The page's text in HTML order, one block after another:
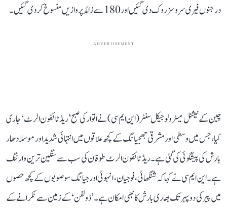
درجنوں فیری سروسز روک دی گئیں اور 180 سے زائد پروازیں منسوخ کر دی گئیں۔
ADVERTISEMENT
چین کے نیشنل میٹرولوجیکل سنٹر (این ایم سی) نے اتوار کی صبح ’ریڈ ٹائفون الرٹ‘ جاری
کیا، جس میں وسطی اور مشرقی جھجیانگ کے کچھ علاقوں میں انتہائی شدید اور موسلا دھار
بارش کی پیشگوئی کی گئی ہے۔ ریڈ ٹائفون الرٹ طوفان کی سب سے سنگین ترین وارننگ
ہے۔ این ایم سی نے کہا کہ شنگھائی، فوجیان، انہوئی اور جیانگ سو صوبوں کے کچھ حصوں
میں پیر کی دوپہر تک بھاری بارش کا بھی امکان ہے۔ ’ڈولفن‘ کے زمین سے ٹکرانے کے